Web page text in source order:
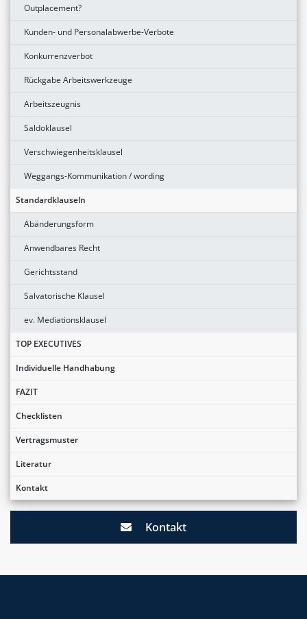
Outplacement?
Kunden- und Personalabwerbe-Verbote
Konkurrenzverbot
Rückgabe Arbeitswerkzeuge
Arbeitszeugnis
Saldoklausel
Verschwiegenheitsklausel
Weggangs-Kommunikation / wording
Standardklauseln
Abänderungsform
Anwendbares Recht
Gerichtsstand
Salvatorische Klausel
ev. Mediationsklausel
TOP EXECUTIVES
Individuelle Handhabung
FAZIT
Checklisten
Vertragsmuster
Literatur
Kontakt
Kontakt